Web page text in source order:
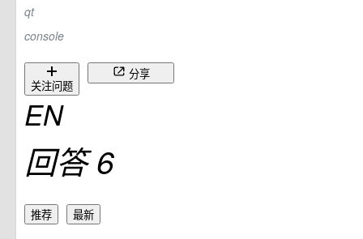
qt
console
关注问题
分享
EN
回答 6
推荐 最新